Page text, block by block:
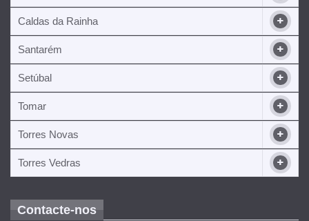
Caldas da Rainha
Santarém
Setúbal
Tomar
Torres Novas
Torres Vedras
Contacte-nos